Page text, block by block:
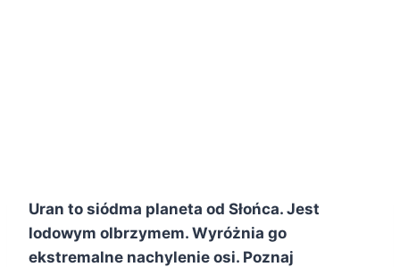
Uran to siódma planeta od Słońca. Jest
lodowym olbrzymem. Wyróżnia go
ekstremalne nachylenie osi. Poznaj